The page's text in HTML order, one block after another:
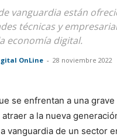
vanguardia están
técnicas y
economía digital.
OnLine - 28 noviembre 2022
se enfrentan a una
a la nueva
vanguardia de un sector